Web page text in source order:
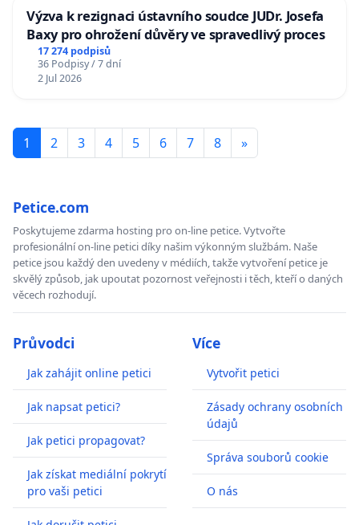
Výzva k rezignaci ústavního soudce JUDr. Josefa
Baxy pro ohrožení důvěry ve spravedlivý proces
17 274 podpisů
36 Podpisy / 7 dní
2 Jul 2026
1 2 3 4 5 6 7 8 »
Petice.com
Poskytujeme zdarma hosting pro on-line petice. Vytvořte
profesionální on-line petici díky našim výkonným službám. Naše
petice jsou každý den uvedeny v médiích, takže vytvoření petice je
skvělý způsob, jak upoutat pozornost veřejnosti i těch, kteří o daných
věcech rozhodují.
Průvodci
Jak zahájit online petici
Jak napsat petici?
Jak petici propagovat?
Jak získat mediální pokrytí
pro vaši petici
Více
Vytvořit petici
Zásady ochrany osobních
údajů
Správa souborů cookie
O nás